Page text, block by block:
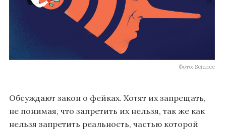
Фото: Science
Обсуждают закон о фейках. Хотят их запрещать,
не понимая, что запретить их нельзя, так же как
нельзя запретить реальность, частью которой